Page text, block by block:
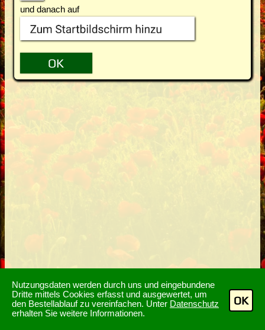
Nutzungsdaten werden durch uns und eingebundene
Dritte mittels Cookies erfasst und ausgewertet, um
den Bestellablauf zu vereinfachen. Unter Datenschutz
erhalten Sie weitere Informationen.
OK
und danach auf